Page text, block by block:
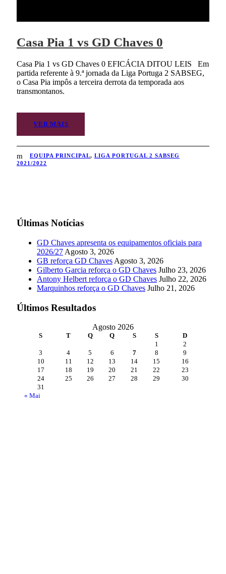
Casa Pia 1 vs GD Chaves 0
Casa Pia 1 vs GD Chaves 0 EFICÁCIA DITOU LEIS Em
partida referente à 9.ª jornada da Liga Portuga 2 SABSEG,
o Casa Pia impôs a terceira derrota da temporada aos
transmontanos.
VER MAIS
EQUIPA PRINCIPAL, LIGA PORTUGAL 2 SABSEG
2021/2022
Últimas Notícias
GD Chaves apresenta os equipamentos oficiais para
2026/27 Agosto 3, 2026
GB reforça GD Chaves Agosto 3, 2026
Gilberto Garcia reforça o GD Chaves Julho 23, 2026
Antony Helbert reforça o GD Chaves Julho 22, 2026
Marquinhos reforça o GD Chaves Julho 21, 2026
Últimos Resultados
Agosto 2026
S T Q Q S S D
« Mai
1
2
3
4 5 6 7 8
9
10
11 12 13 14 15
16
17
18 19 20 21 22
23
24
25 26 27 28 29
30
31